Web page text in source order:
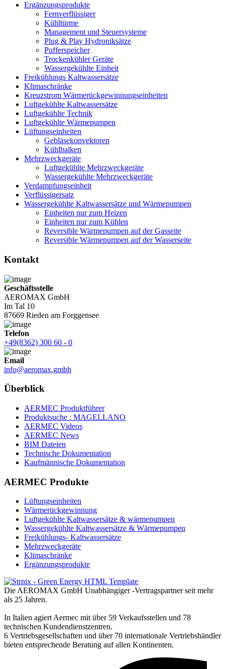
Ergänzungsprodukte
Fernverflüssiger
Kühltürme
Management und Steuersysteme
Plug & Play Hydroniksätze
Pufferspeicher
Trockenkühler Geräte
Wassergekühlte Einheit
Freikühlungs Kaltwassersätze
Klimaschränke
Kreuzstrom Wärmerückgewinnungseinheiten
Luftgekühlte Kaltwassersätze
Luftgekühlte Technik
Luftgekühlte Wärmepumpen
Lüftungseinheiten
Gebläsekonvektoren
Kühlbalken
Mehrzweckgeräte
Luftgekühlte Mehrzweckgeräte
Wassergekühlte Mehrzweckgeräte
Verdampfungseinheit
Verflüssigersatz
Wassergekühlte Kaltwassersätze und Wärmepumpen
Einheiten nur zum Heizen
Einheiten nur zum Kühlen
Reversible Wärmepumpen auf der Gasseite
Reversible Wärmepumpen auf der Wasserseite
Kontakt
Geschäftsstelle
AEROMAX GmbH
Im Tal 10
87669 Rieden am Forggensee
Telefon
+49(8362) 300 60 - 0
Email
info@aeromax.gmbh
Überblick
AERMEC Produktführer
Produktsuche : MAGELLANO
AERMEC Videos
AERMEC News
BIM Dateien
Technische Dokumentation
Kaufmännische Dokumentation
AERMEC Produkte
Lüftungseinheiten
Wärmerückgewinnung
Luftgekühlte Kaltwassersätze & wärmepumpen
Wassergekühlte Kaltwassersätze & Wärmepumpen
Freikühlungs- Kaltwassersätze
Mehrzweckgeräte
Klimaschränke
Ergänzungsprodukte
Die AEROMAX GmbH Unabhängiger -Vertragspartner seit mehr
als 25 Jahren.
In Italien agiert Aermec mit über 59 Verkaufsstellen und 78
technischen Kundendienstzentren.
6 Vertriebsgesellschaften und über 70 internationale Vertriebshändler
bieten entsprechende Beratung auf allen Kontinenten.